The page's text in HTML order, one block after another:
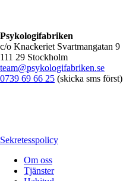
Psykologifabriken
c/o Knackeriet Svartmangatan 9
111 29 Stockholm
team@psykologifabriken.se
0739 69 66 25 (skicka sms först)
Sekretesspolicy
Om oss
Tjänster